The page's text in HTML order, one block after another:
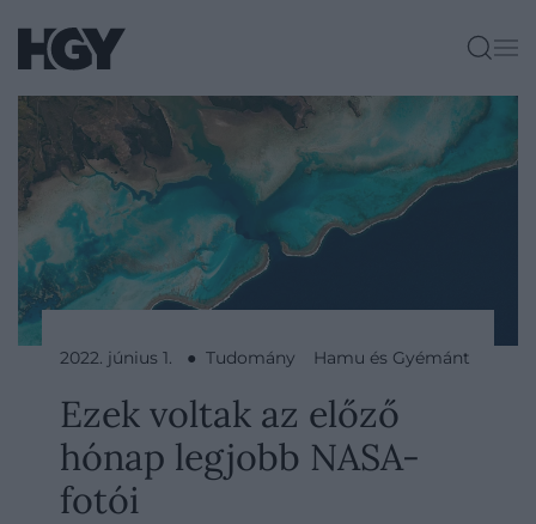
2022. június 1. ● Tudomány Hamu és Gyémánt
Ezek voltak az előző
hónap legjobb NASA-
fotói